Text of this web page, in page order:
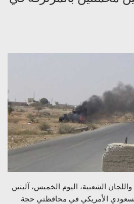
الشعبية، اليوم الخميس، آليتين
الأمريكي في محافظتي حجة